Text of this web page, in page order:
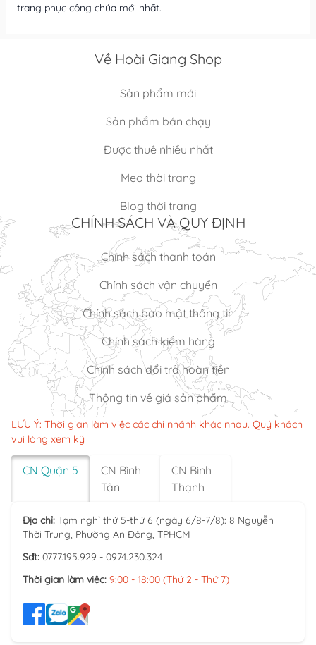
trang phục công chúa mới nhất.
Về Hoài Giang Shop
Sản phẩm mới
Sản phẩm bán chạy
Được thuê nhiều nhất
Mẹo thời trang
Blog thời trang
CHÍNH SÁCH VÀ QUY ĐỊNH
Chính sách thanh toán
Chính sách vận chuyển
Chính sách bảo mật thông tin
Chính sách kiểm hàng
Chính sách đổi trả hoàn tiền
Thông tin về giá sản phẩm
LƯU Ý: Thời gian làm việc các chi nhánh khác nhau. Quý khách
vui lòng xem kỹ
CN Quận 5
CN Bình
Tân
CN Bình
Thạnh
Địa chỉ: Tạm nghỉ thứ 5-thứ 6 (ngày 6/8-7/8): 8 Nguyễn
Thời Trung, Phường An Đông, TPHCM
Sđt: 0777.195.929 - 0974.230.324
Thời gian làm việc: 9:00 - 18:00 (Thứ 2 - Thứ 7)